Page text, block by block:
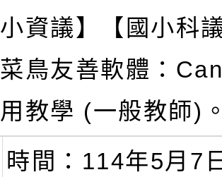
小資議】【國小科
菜鳥友善軟體：
用教學 (一般教師)
時間：114年5月7